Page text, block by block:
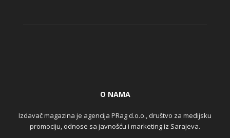
O NAMA
Izdavač magazina je agencija PRag d.o.o., društvo za medijsku
promociju, odnose sa javnošću i marketing iz Sarajeva.